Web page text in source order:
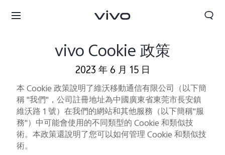
vivo Cookie 政策
2023 年 6 月 15 日
本Cookie政策說明了維沃移動通信有限公司（以下簡
稱"我們" ，公司註冊地址為中國廣東省東莞市長安鎮
維沃路 1號）在我們的網站和其他服務（以下簡稱"服
務"） 中可能會使用的不同類型的Cookie和類似技
術。本政策還說明了您可以如何管理Cookie和類似技
術。